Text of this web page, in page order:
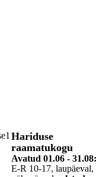
Hariduse
raamatukogu
Avatud 01.06 - 31.08:
E-R 10-17, laupäeval,